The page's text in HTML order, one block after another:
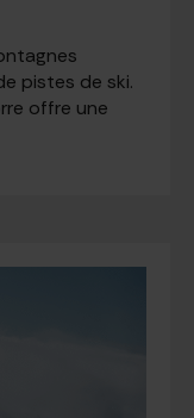
pistes de ski.
offre une